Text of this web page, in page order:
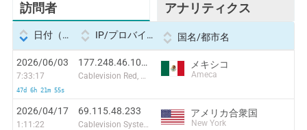
訪問者 アナリティクス
日付（Datetime IP/プロバイダー 国名/都市名
2026/06/03
7:33:17
47d 6h 21m 55s
177.248.46.104:4896
Cablevision Red, S.A de C.V.
メキシコ
Ameca
2026/04/17
1:11:22
69.115.48.233
Cablevision Systems Corp.
アメリカ合衆国
New York